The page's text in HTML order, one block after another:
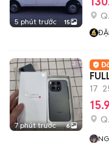
5 phút trước 15
7 phút trước 6
17